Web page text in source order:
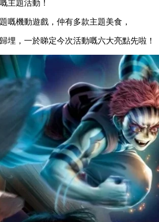
主題活動！
嘅機動遊戲，仲有多款主題美食，
埋，一於睇定今次活動嘅六大亮點先啦！